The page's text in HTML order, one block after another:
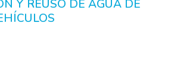
Y REÚSO DE AGUA DE